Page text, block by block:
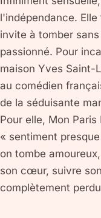
l'indépendance.
invite à tomber
passionné. Pour
maison Yves Saint-
au comédien
de la séduisante
Pour elle, Mon
« sentiment
on tombe
son cœur, suivre
complètement